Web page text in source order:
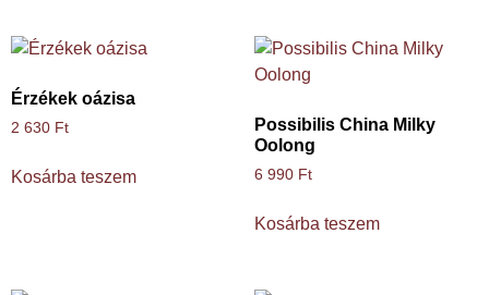
Érzékek oázisa
2 630 Ft
Kosárba teszem
Possibilis China Milky
Oolong
6 990 Ft
Kosárba teszem